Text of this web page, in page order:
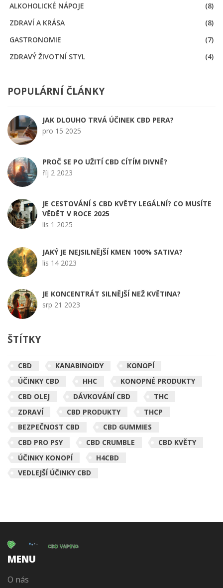
ALKOHOLICKÉ NÁPOJE
(8)
ZDRAVÍ A KRÁSA
(8)
GASTRONOMIE
(7)
ZDRAVÝ ŽIVOTNÍ STYL
(4)
POPULÁRNÍ ČLÁNKY
JAK DLOUHO TRVÁ ÚČINEK CBD PERA?
pro 15 2025
PROČ SE PO UŽITÍ CBD CÍTÍM DIVNĚ?
říj 2 2023
JE CESTOVÁNÍ S CBD KVĚTY LEGÁLNÍ? CO MUSÍTE
VĚDĚT V ROCE 2025
lis 1 2025
JAKÝ JE NEJSILNĚJŠÍ KMEN 100% SATIVA?
lis 14 2023
JE KONCENTRÁT SILNĚJŠÍ NEŽ KVĚTINA?
srp 21 2023
ŠTÍTKY
CBD KANABINOIDY
KONOPÍ
ÚČINKY CBD
HHC
KONOPNÉ PRODUKTY
CBD OLEJ
DÁVKOVÁNÍ CBD
THC
ZDRAVÍ
CBD PRODUKTY
THCP
BEZPEČNOST CBD
CBD GUMMIES
CBD PRO PSY
CBD CRUMBLE
CBD KVĚTY
ÚČINKY KONOPÍ
H4CBD
VEDLEJŠÍ ÚČINKY CBD
MENU
O nás